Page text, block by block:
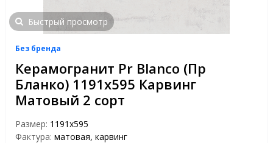
Быстрый просмотр
Без бренда
Керамогранит Pr Blanco (Пр
Бланко) 1191x595 Карвинг
Матовый 2 сорт
Размер: 1191x595
Фактура: матовая, карвинг